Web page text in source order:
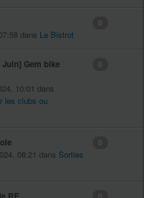
dans Le Bistrot
0
Juin] Gem bike
10:01 dans
les clubs ou
0
08:21 dans Sorties
0